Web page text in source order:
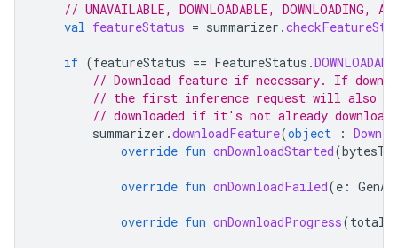
// UNAVAILABLE, DOWNLOADABLE, DOWNLOADING,
val featureStatus = summarizer .
if (featureStatus == FeatureStatus .
// Download feature if necessary. If
// the first inference request will also
// downloaded if it's not already
summarizer .downloadFeature(object :
override fun onDownloadStarted(
override fun onDownloadFailed(e :
override fun onDownloadProgress(